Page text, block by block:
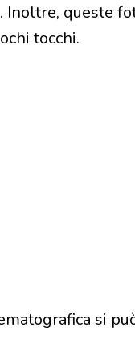
Inoltre, queste
tocchi.
si